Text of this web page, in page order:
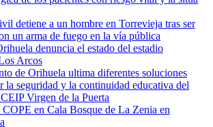
detiene a un hombre en Torrevieja tras ser
un arma de fuego en la vía pública
denuncia el estado del estadio
Arcos
de Orihuela ultima diferentes soluciones
la seguridad y la continuidad educativa del
Virgen de la Puerta
COPE en Cala Bosque de La Zenia en